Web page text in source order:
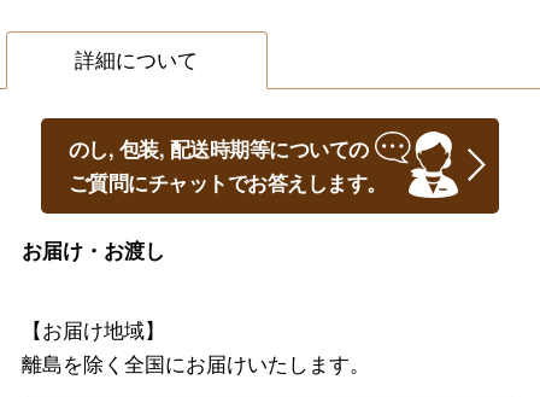
詳細について
のし, 包装, 配送時期等についての
ご質問にチャットでお答えします。
お届け・お渡し
【お届け地域】
離島を除く全国にお届けいたします。